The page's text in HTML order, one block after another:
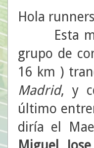
Hola
Esta
grupo de
16 km )
Madrid, y
último
diría el